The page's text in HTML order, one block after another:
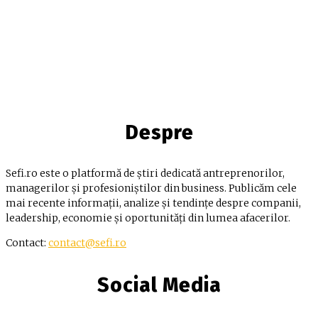
Despre
Sefi.ro este o platformă de știri dedicată antreprenorilor,
managerilor și profesioniștilor din business. Publicăm cele
mai recente informații, analize și tendințe despre companii,
leadership, economie și oportunități din lumea afacerilor.
Contact: contact@sefi.ro
Social Media